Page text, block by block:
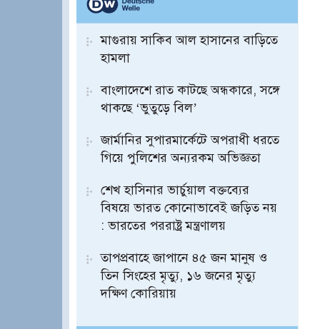
মাগুরায় সাকিব আল হাসানের বাড়িতে
হামলা
বাংলাদেশে রাত কাটছে অন্ধকারে, সঙ্গে
থাকছে ‘ভুতুড়ে বিল’
জার্মানির সুপারমার্কেটে অপরাধী ধরতে
গিয়ে পুলিশের অন্যরকম অভিজ্ঞতা
শেখ হাসিনার ভার্চুয়াল বক্তব্যের
বিষয়ে ভারত কোনোভাবেই জড়িত নয়
: ভারতের পররাষ্ট্র মন্ত্রণালয়
তাপপ্রবাহে জাপানে ৪৫ জন মানুষ ও
তিন সিংহের মৃত্যু, ১৬ জনের মৃত্যু
দক্ষিণ কোরিয়ায়